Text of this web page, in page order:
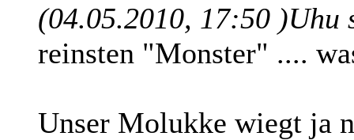
(04.05.2010, 17:50 )Uhu
reinsten "Monster" ....
Unser Molukke wiegt ja